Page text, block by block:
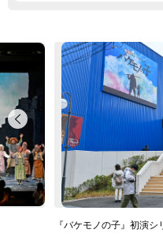
『バケモノの子』初演